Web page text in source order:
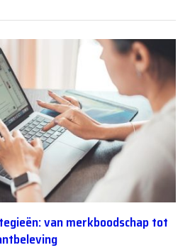
van merkboodschap tot